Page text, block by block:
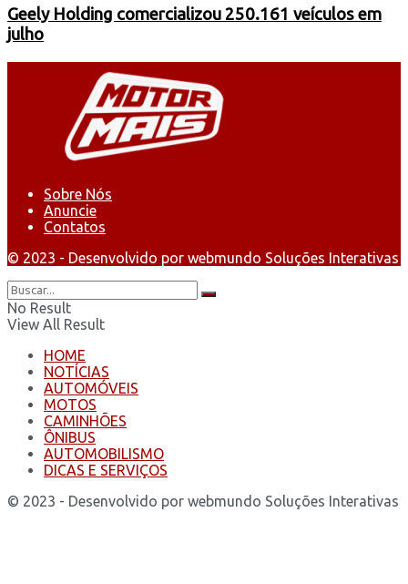
Geely Holding comercializou 250.161 veículos em
julho
Sobre Nós
Anuncie
Contatos
© 2023 - Desenvolvido por webmundo Soluções Interativas
No Result
View All Result
HOME
NOTÍCIAS
AUTOMÓVEIS
MOTOS
CAMINHÕES
ÔNIBUS
AUTOMOBILISMO
DICAS E SERVIÇOS
© 2023 - Desenvolvido por webmundo Soluções Interativas